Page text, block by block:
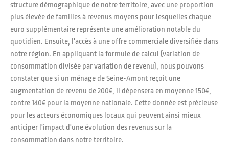
structure démographique de notre territoire, avec une proportion
plus élevée de familles à revenus moyens pour lesquelles chaque
euro supplémentaire représente une amélioration notable du
quotidien. Ensuite, l'accès à une offre commerciale diversifiée dans
notre région. En appliquant la formule de calcul (variation de
consommation divisée par variation de revenu), nous pouvons
constater que si un ménage de Seine-Amont reçoit une
augmentation de revenu de 200€, il dépensera en moyenne 150€,
contre 140€ pour la moyenne nationale. Cette donnée est précieuse
pour les acteurs économiques locaux qui peuvent ainsi mieux
anticiper l'impact d'une évolution des revenus sur la
consommation dans notre territoire.